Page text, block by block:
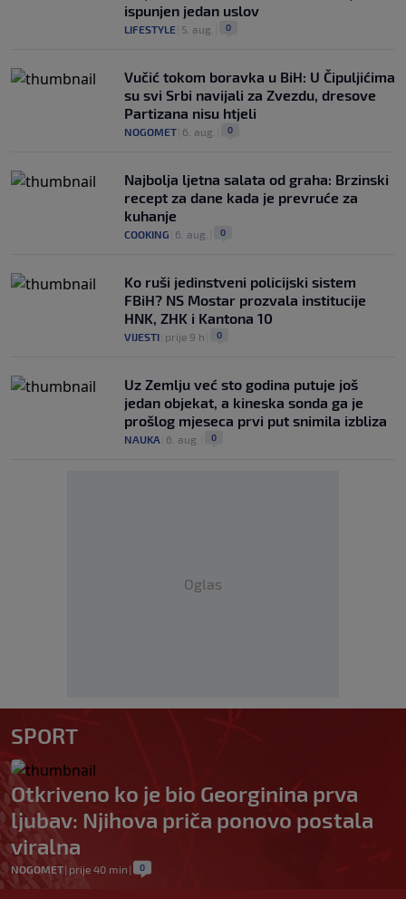
ispunjen jedan uslov
LIFESTYLE 5. aug. 0
Vučić tokom boravka u BiH: U Čipuljićima
su svi Srbi navijali za Zvezdu, dresove
Partizana nisu htjeli
NOGOMET 6. aug. 0
Najbolja ljetna salata od graha: Brzinski
recept za dane kada je prevruće za
kuhanje
COOKING 6. aug. 0
Ko ruši jedinstveni policijski sistem
FBiH? NS Mostar prozvala institucije
HNK, ZHK i Kantona 10
VIJESTI prije 9 h 0
Uz Zemlju već sto godina putuje još
jedan objekat, a kineska sonda ga je
prošlog mjeseca prvi put snimila izbliza
NAUKA 6. aug. 0
Oglas
SPORT
Otkriveno ko je bio Georginina prva
ljubav: Njihova priča ponovo postala
viralna
NOGOMET| prije 40 min | 0